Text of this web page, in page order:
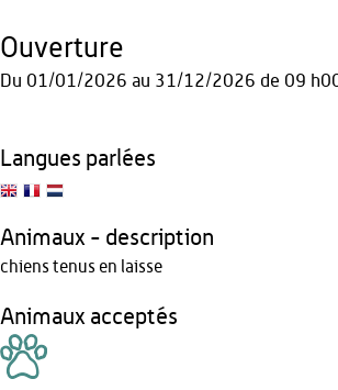
Ouverture
Du 01/01/2026 au 31/12/2026 de 09
Langues parlées
Animaux - description
chiens tenus en laisse
Animaux acceptés